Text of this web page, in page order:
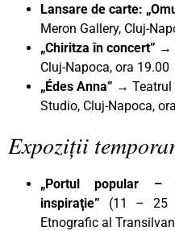
Lansare de carte:
Meron Gallery, Cluj-
„Chiritza în concert” →
Cluj-Napoca, ora 19.00
„Édes Anna” → Teatrul
Studio, Cluj-Napoca,
Expoziții
„Portul popular
inspiraţie” (11 – 25
Etnografic al